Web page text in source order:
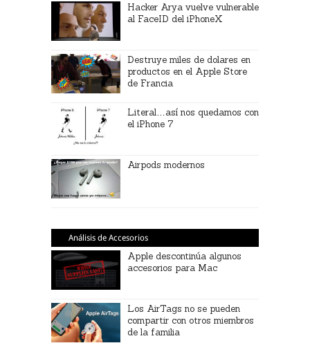
Hacker Arya vuelve vulnerable
al FaceID del iPhoneX
Destruye miles de dolares en
productos en el Apple Store
de Francia
Literal…así nos quedamos con
el iPhone 7
Airpods modernos
Análisis de Accesorios
Apple descontinúa algunos
accesorios para Mac
Los AirTags no se pueden
compartir con otros miembros
de la familia